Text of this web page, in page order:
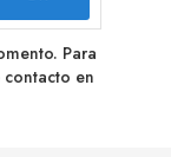
Para
en